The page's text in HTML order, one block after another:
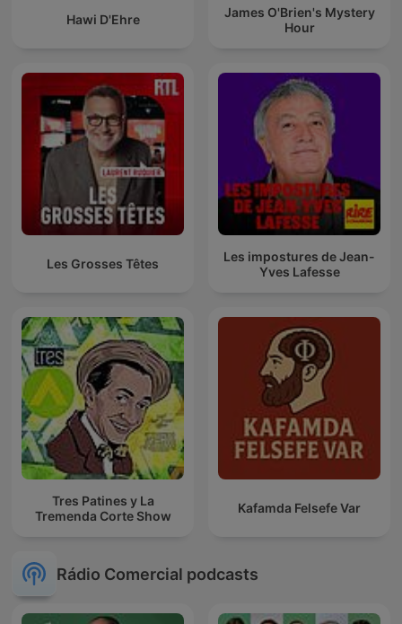
Hawi D'Ehre
James O'Brien's Mystery
Hour
Les Grosses Têtes
Les impostures de Jean-
Yves Lafesse
Tres Patines y La
Tremenda Corte Show
Kafamda Felsefe Var
Rádio Comercial podcasts